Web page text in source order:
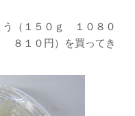
う（１５０ｇ １０８０
８１０円）を買ってき